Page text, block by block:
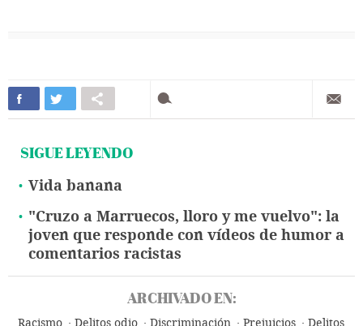
SIGUE LEYENDO
Vida banana
"Cruzo a Marruecos, lloro y me vuelvo": la
joven que responde con vídeos de humor a
comentarios racistas
ARCHIVADO EN: